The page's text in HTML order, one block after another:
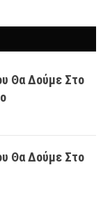
Θα Δούμε Στο
Θα Δούμε Στο